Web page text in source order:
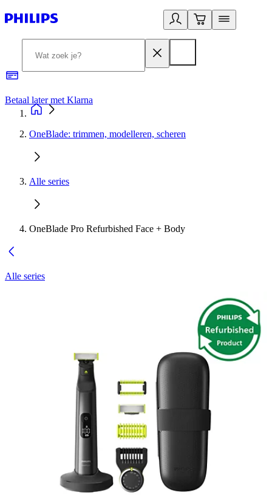
Betaal later met Klarna
OneBlade: trimmen, modelleren, scheren
Alle series
OneBlade Pro Refurbished Face + Body
Alle series